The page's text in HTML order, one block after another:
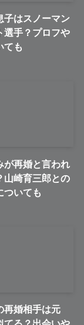
子はスノーマン
選手？プロフや
ても
が再婚と言われ
山崎育三郎との
ついても
再婚相手は元